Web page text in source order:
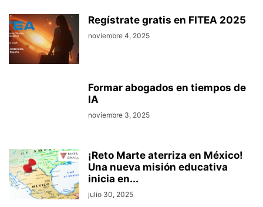
Regístrate gratis en FITEA 2025
noviembre 4, 2025
Formar abogados en tiempos de
IA
noviembre 3, 2025
¡Reto Marte aterriza en México!
Una nueva misión educativa
inicia en...
julio 30, 2025